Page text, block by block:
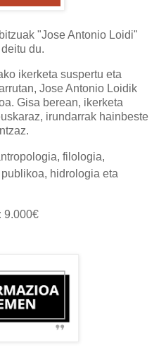
"Jose Antonio Loidi"
du.
ikerketa suspertu eta
Jose Antonio Loidik
Gisa berean, ikerketa
irundarrak hainbeste
filologia,
hidrologia eta
9.000€